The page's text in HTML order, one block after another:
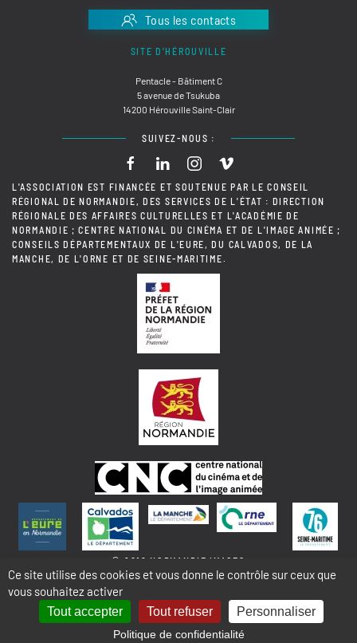
Tous les contacts
SITE D'HÉROUVILLE
Pentacle - Bâtiment C
5 avenue de Tsukuba
14200 Hérouville Saint-Clair
SUIVEZ-NOUS :
L'ASSOCIATION EST FINANCÉE ET SOUTENUE PAR LE CONSEIL
RÉGIONAL DE NORMANDIE, DES SERVICES DE L'ÉTAT : DIRECTION
RÉGIONALE DES AFFAIRES CULTURELLES ET L'ACADÉMIE DE
NORMANDIE ; CENTRE NATIONAL DU CINÉMA ET DE L'IMAGE ANIMÉE ;
CONSEILS DÉPARTEMENTAUX DE L'EURE, DU CALVADOS, DE LA
MANCHE, DE L'ORNE ET DE SEINE-MARITIME.
© 2018 NORMANDIE IMAGES
MENTIONS LÉGALES - COOKIES & STATISTIQUES PLAN DU SITE
Ce site utilise des cookies et vous donne le contrôle sur ceux que
vous souhaitez activer
Tout accepter Tout refuser Personnaliser
Politique de confidentialité